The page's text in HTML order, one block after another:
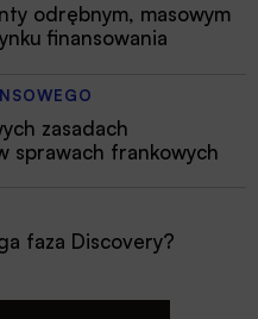
odrębnym, masowym
finansowania
zasadach
sprawach frankowych
faza Discovery?